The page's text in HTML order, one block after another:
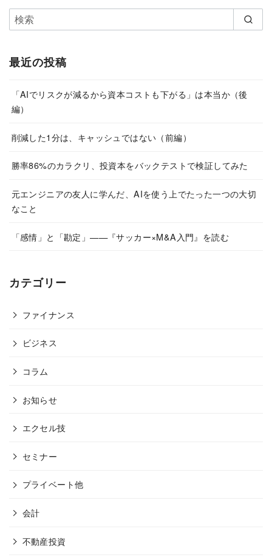
最近の投稿
「AIでリスクが減るから資本コストも下がる」は本当か（後
編）
削減した1分は、キャッシュではない（前編）
勝率86%のカラクリ、投資本をバックテストで検証してみた
元エンジニアの友人に学んだ、AIを使う上でたった一つの大切
なこと
「感情」と「勘定」——『サッカー×M&A入門』を読む
カテゴリー
ファイナンス
ビジネス
コラム
お知らせ
エクセル技
セミナー
プライベート他
会計
不動産投資